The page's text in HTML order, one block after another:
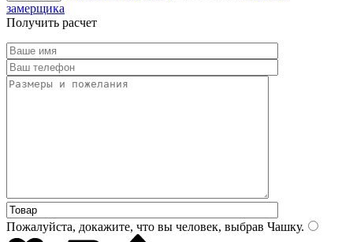
замерщика
Получить расчет
Пожалуйста, докажите, что вы человек, выбрав Чашку.